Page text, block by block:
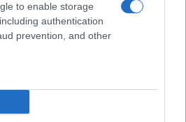
to enable storage
authentication
prevention, and other
tra sindacato e istituzioni per